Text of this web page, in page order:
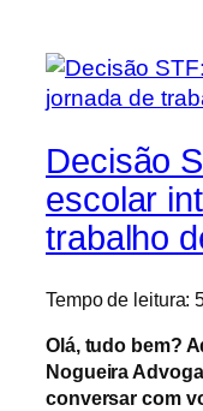
Decisão
escolar
trabalho
Tempo de leitura:
Olá, tudo bem?
Nogueira
conversar com